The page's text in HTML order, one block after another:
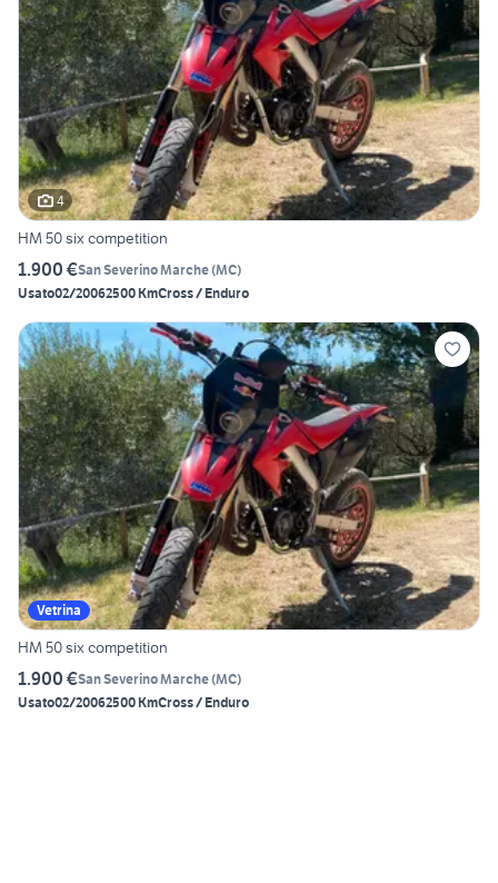
4
HM 50 six competition
1.900 €San Severino Marche(MC)
Usato02/20062500 KmCross / Enduro
Vetrina
HM 50 six competition
1.900 €San Severino Marche(MC)
Usato02/20062500 KmCross / Enduro